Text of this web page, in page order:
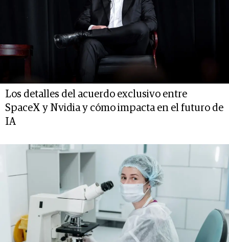
Los detalles del acuerdo exclusivo entre
SpaceX y Nvidia y cómo impacta en el futuro de
IA